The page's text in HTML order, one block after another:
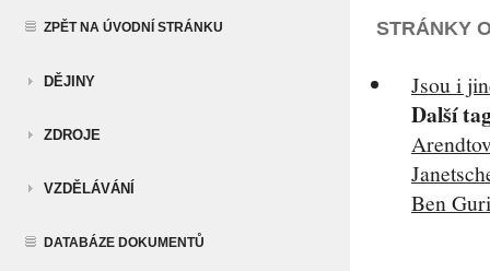
ZPĚT NA ÚVODNÍ STRÁNKU
DĚJINY
ZDROJE
VZDĚLÁVÁNÍ
DATABÁZE DOKUMENTŮ
STRÁNKY
Jsou i
Další
Ben